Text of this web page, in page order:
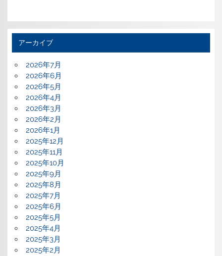
アーカイブ
2026年7月
2026年6月
2026年5月
2026年4月
2026年3月
2026年2月
2026年1月
2025年12月
2025年11月
2025年10月
2025年9月
2025年8月
2025年7月
2025年6月
2025年5月
2025年4月
2025年3月
2025年2月